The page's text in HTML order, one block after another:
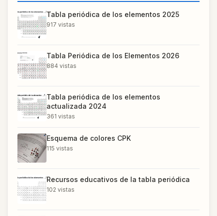
Tabla periódica de los elementos 2025
917 vistas
Tabla Periódica de los Elementos 2026
884 vistas
Tabla periódica de los elementos
actualizada 2024
361 vistas
Esquema de colores CPK
115 vistas
Recursos educativos de la tabla periódica
102 vistas